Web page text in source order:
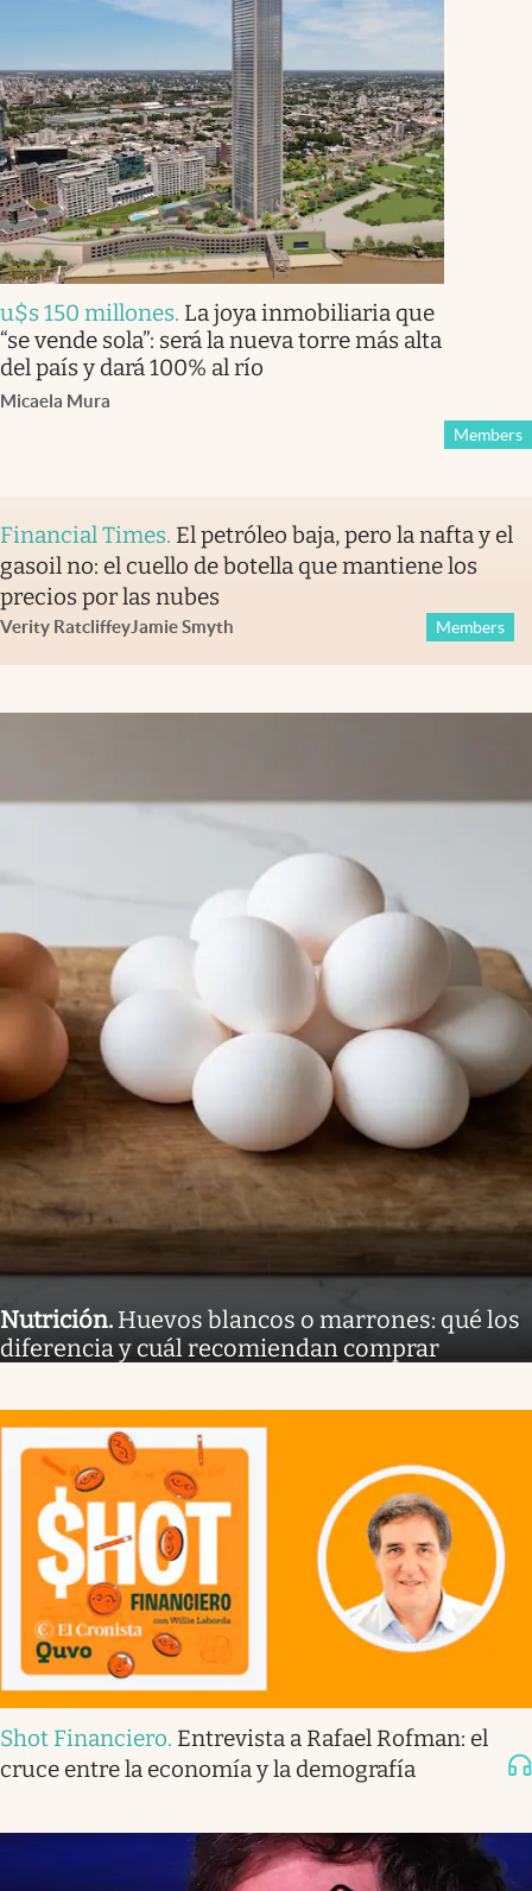
u$s 150 millones. La joya inmobiliaria que
“se vende sola”: será la nueva torre más alta
del país y dará 100% al río
Micaela Mura
Members
Financial Times. El petróleo baja, pero la nafta y el
gasoil no: el cuello de botella que mantiene los
precios por las nubes
Verity RatcliffeyJamie Smyth Members
Nutrición. Huevos blancos o marrones: qué los
diferencia y cuál recomiendan comprar
Shot Financiero. Entrevista a Rafael Rofman: el
cruce entre la economía y la demografía